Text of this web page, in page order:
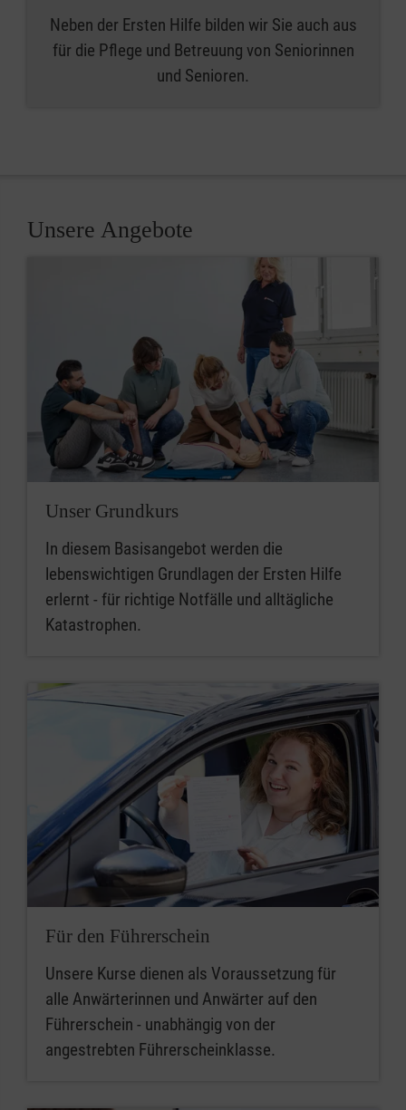
Neben der Ersten Hilfe bilden wir Sie auch aus
für die Pflege und Betreuung von Seniorinnen
und Senioren.
Unsere Angebote
Unser Grundkurs
In diesem Basisangebot werden die
lebenswichtigen Grundlagen der Ersten Hilfe
erlernt - für richtige Notfälle und alltägliche
Katastrophen.
Für den Führerschein
Unsere Kurse dienen als Voraussetzung für
alle Anwärterinnen und Anwärter auf den
Führerschein - unabhängig von der
angestrebten Führerscheinklasse.